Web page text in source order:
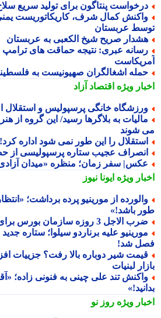
پنتاگون برای تولید سریع سلاح
کمال شرف، کاریکاتوریست یمنی
عربستان
صریح شیخ الکعبی به عربستان
عبری: نتیجه حماقت های ترامپ
اشغالگران صهیونیست به فلسطینیان
ویژهاقتصاد آزاد
خانگی پرسپولیس و استقلال
به بلاگرها رسید/ این گروه از
شوند
را این طور نمی شود اداره کرد!
عجیب ستاره پرسپولیسی از حضور
سفر زمان؛ منظره «میدان آزادی» از
ویژهایونا نیوز
از مورینیو پرده برداشت؛ «انتظار
باشد!»
الاجل 3 روزه سازمان بورس برای مالک استقلال تهران
علیه برناردو سیلوا؛ ستاره جدید
شد!
شیر دوباره بالا رفت؟ جزییات
لبنیات
تند علی چینی به فنونی زاده؛
ویژهروز نو